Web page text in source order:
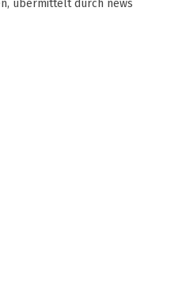
übermittelt durch news